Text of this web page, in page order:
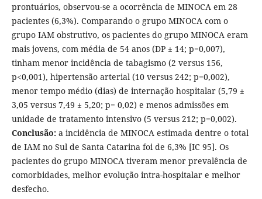
prontuários, observou-se a ocorrência de MINOCA em 28
pacientes (6,3%). Comparando o grupo MINOCA com o
grupo IAM obstrutivo, os pacientes do grupo MINOCA eram
mais jovens, com média de 54 anos (DP ± 14; p=0,007),
tinham menor incidência de tabagismo (2 versus 156,
p<0,001), hipertensão arterial (10 versus 242; p=0,002),
menor tempo médio (dias) de internação hospitalar (5,79 ±
3,05 versus 7,49 ± 5,20; p= 0,02) e menos admissões em
unidade de tratamento intensivo (5 versus 212; p=0,002).
Conclusão: a incidência de MINOCA estimada dentre o total
de IAM no Sul de Santa Catarina foi de 6,3% [IC 95]. Os
pacientes do grupo MINOCA tiveram menor prevalência de
comorbidades, melhor evolução intra-hospitalar e melhor
desfecho.